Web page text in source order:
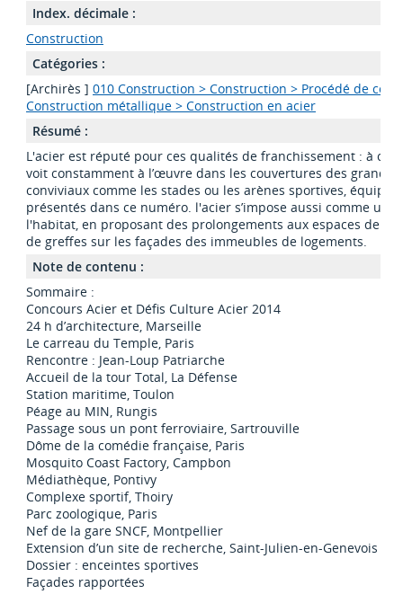
Index. décimale :
Construction
Catégories :
[Archirès ] 010 Construction > Construction > Procédé de
Construction métallique > Construction en acier
Résumé :
L'acier est réputé pour ces qualités de franchissement : à ce
voit constamment à l’œuvre dans les couvertures des grands
conviviaux comme les stades ou les arènes sportives,
présentés dans ce numéro. l'acier s’impose aussi comme un
l'habitat, en proposant des prolongements aux espaces de
de greffes sur les façades des immeubles de logements.
Note de contenu :
Sommaire :
Concours Acier et Défis Culture Acier 2014
24 h d’architecture, Marseille
Le carreau du Temple, Paris
Rencontre : Jean-Loup Patriarche
Accueil de la tour Total, La Défense
Station maritime, Toulon
Péage au MIN, Rungis
Passage sous un pont ferroviaire, Sartrouville
Dôme de la comédie française, Paris
Mosquito Coast Factory, Campbon
Médiathèque, Pontivy
Complexe sportif, Thoiry
Parc zoologique, Paris
Nef de la gare SNCF, Montpellier
Extension d’un site de recherche, Saint-Julien-en-Genevois
Dossier : enceintes sportives
Façades rapportées